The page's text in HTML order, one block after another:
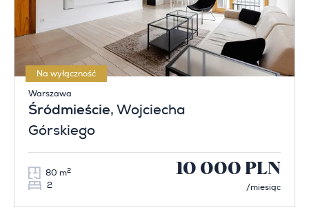
Na wyłączność
Warszawa
Śródmieście, Wojciecha
Górskiego
80 m2
2
10 000 PLN
/miesiąc